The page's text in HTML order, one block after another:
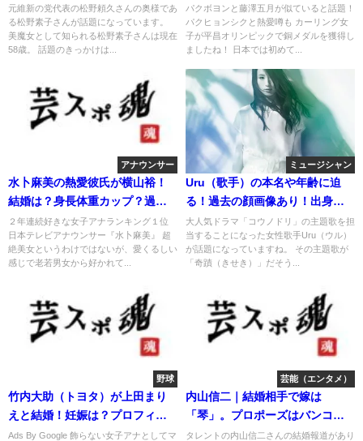
で話題
元維新の党代表の松野頼久さんの奥様であ
る松野素子さんが話題になっています。
美魔女として知られる松野素子さんは現在
58歳。 話題のきっかけは...
愛噂も
パクボヨンと藤澤五月が似ていると話題！
パクヒョンシクと熱愛噂も カーリング女
子が平昌オリンピックで銅メダルを獲得し
ましたね！ 日本では初めて...
アナウンサー
水卜麻美の熱愛彼氏が横山裕！
結婚は？身長体重カップ？過去
や妹は？
２年連続好きな女子アナランキング１位
日本テレビアナウンサー『水卜麻美』 超
絶美女というわけではないが、愛くるしい
感じで老若男女から好かれて...
ミュージシャン
Uru（歌手）の本名や年齢に迫
る！過去の顔画像あり！出身
は？
大人気ドラマ「コウノドリ」の主題歌を担
当することになった女性歌手Uru（ウル）
が話題になっていますね。 その主題歌が
「奇蹟（きせき）」だそう...
野球
竹内大助（トヨタ）が上田まり
えと結婚！妊娠は？プロフィー
ルや性格は？
Ads By Google 飾らない女子アナとしてマ
芸能（エンタメ）
内山信二｜結婚相手で嫁は
「琴」。プロポーズはバンコク
で計画的に。
タレントの内山信二さんの結婚報道があり